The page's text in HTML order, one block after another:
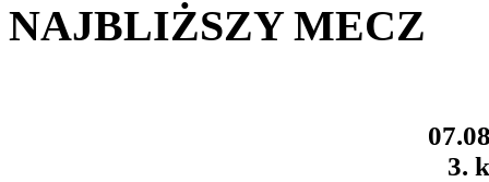
NAJBLIŻSZY MECZ
3.